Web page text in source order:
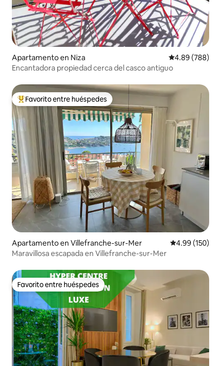
Apartamento en Niza Calificación
4.89 (788)
Encantadora propiedad cerca del casco antiguo
Favorito entre huéspedes preferido
Favorito entre huéspedes
Apartamento en Villefranche-sur-Mer Calificación
4.99 (150)
Maravillosa escapada en Villefranche-sur-Mer
Favorito entre huéspedes
Favorito entre huéspedes